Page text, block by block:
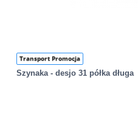
Transport Promocja
Szynaka - desjo 31 półka długa